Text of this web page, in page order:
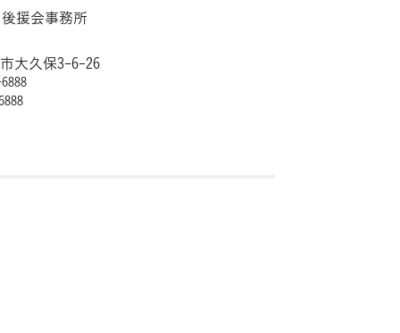
援会事務所
大久保3-6-26